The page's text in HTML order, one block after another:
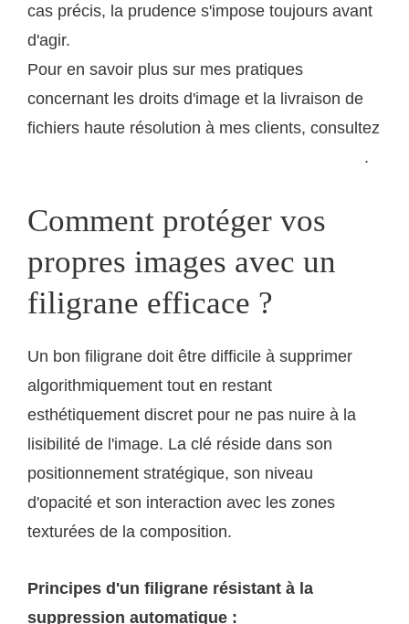
cas précis, la prudence s'impose toujours avant
d'agir.
Pour en savoir plus sur mes pratiques
concernant les droits d'image et la livraison de
fichiers haute résolution à mes clients, consultez
.
Comment protéger vos
propres images avec un
filigrane efficace ?
Un bon filigrane doit être difficile à supprimer
algorithmiquement tout en restant
esthétiquement discret pour ne pas nuire à la
lisibilité de l'image. La clé réside dans son
positionnement stratégique, son niveau
d'opacité et son interaction avec les zones
texturées de la composition.
Principes d'un filigrane résistant à la
suppression automatique :